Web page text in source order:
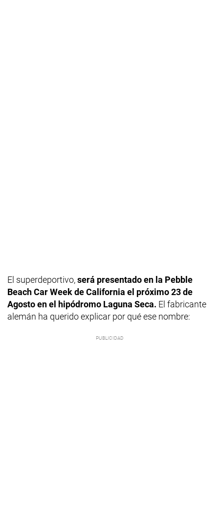
El superdeportivo,será presentado en la Pebble
Beach Car Week de California el próximo 23 de
Agosto en el hipódromo Laguna Seca. El fabricante
alemán ha querido explicar por qué ese nombre: